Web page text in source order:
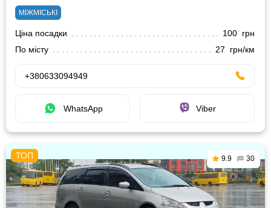
МІЖМІСЬКІ
Ціна посадки
100 грн
По місту
27 грн/км
+380633094949
WhatsApp Viber
9.9 30